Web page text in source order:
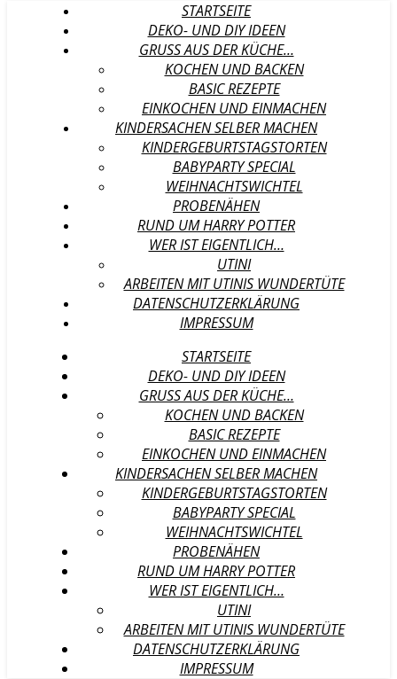
STARTSEITE
DEKO- UND DIY IDEEN
GRUSS AUS DER KÜCHE…
KOCHEN UND BACKEN
BASIC REZEPTE
EINKOCHEN UND EINMACHEN
KINDERSACHEN SELBER MACHEN
KINDERGEBURTSTAGSTORTEN
BABYPARTY SPECIAL
WEIHNACHTSWICHTEL
PROBENÄHEN
RUND UM HARRY POTTER
WER IST EIGENTLICH…
UTINI
ARBEITEN MIT UTINIS WUNDERTÜTE
DATENSCHUTZERKLÄRUNG
IMPRESSUM
STARTSEITE
DEKO- UND DIY IDEEN
GRUSS AUS DER KÜCHE…
KOCHEN UND BACKEN
BASIC REZEPTE
EINKOCHEN UND EINMACHEN
KINDERSACHEN SELBER MACHEN
KINDERGEBURTSTAGSTORTEN
BABYPARTY SPECIAL
WEIHNACHTSWICHTEL
PROBENÄHEN
RUND UM HARRY POTTER
WER IST EIGENTLICH…
UTINI
ARBEITEN MIT UTINIS WUNDERTÜTE
DATENSCHUTZERKLÄRUNG
IMPRESSUM